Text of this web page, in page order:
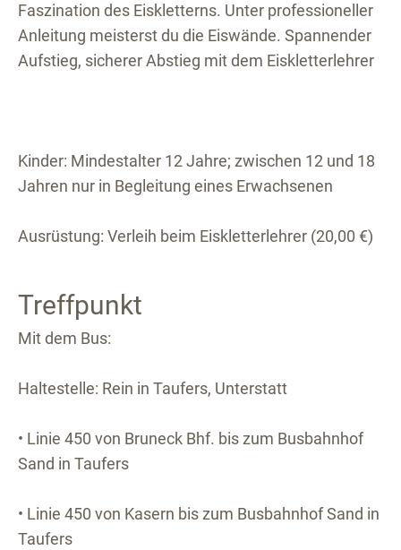
Faszination des Eiskletterns. Unter professioneller
Anleitung meisterst du die Eiswände. Spannender
Aufstieg, sicherer Abstieg mit dem Eiskletterlehrer
Kinder: Mindestalter 12 Jahre; zwischen 12 und 18
Jahren nur in Begleitung eines Erwachsenen
Ausrüstung: Verleih beim Eiskletterlehrer (20,00 €)
Treffpunkt
Mit dem Bus:
Haltestelle: Rein in Taufers, Unterstatt
• Linie 450 von Bruneck Bhf. bis zum Busbahnhof
Sand in Taufers
• Linie 450 von Kasern bis zum Busbahnhof Sand in
Taufers